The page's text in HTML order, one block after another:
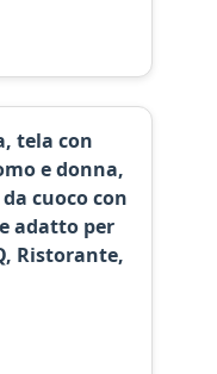
tela con
e donna,
cuoco con
adatto per
Ristorante,